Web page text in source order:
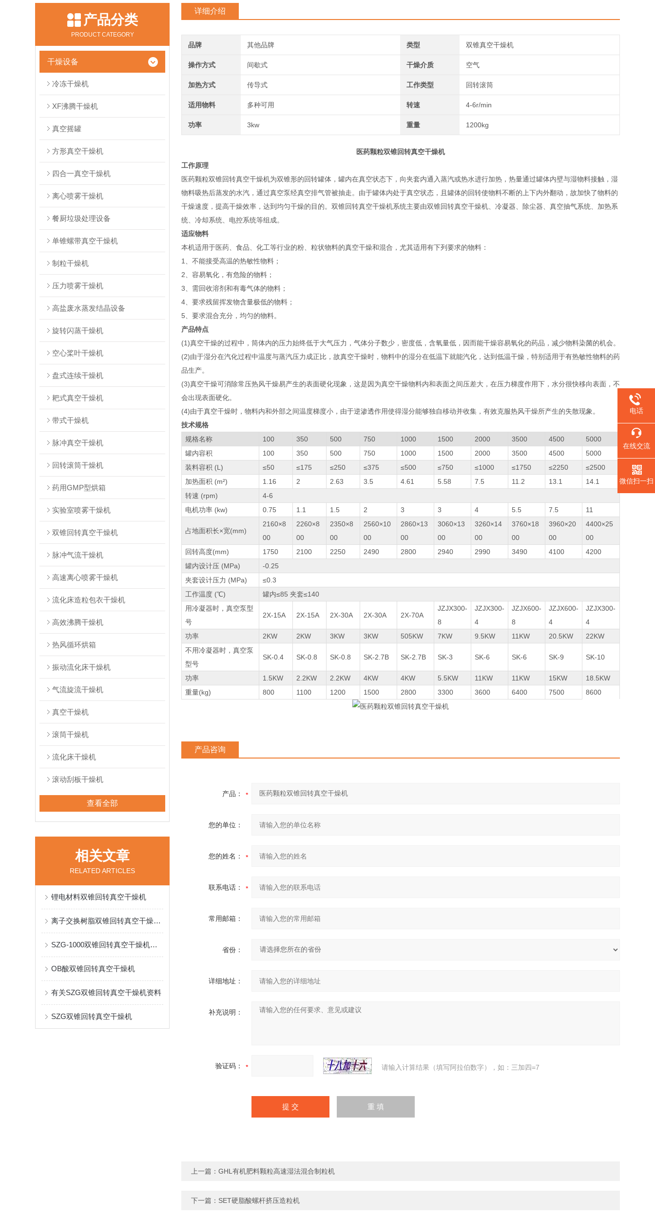
产品分类
PRODUCT CATEGORY
干燥设备
冷冻干燥机
XF沸腾干燥机
真空摇罐
方形真空干燥机
四合一真空干燥机
离心喷雾干燥机
餐厨垃圾处理设备
单锥螺带真空干燥机
制粒干燥机
压力喷雾干燥机
高盐废水蒸发结晶设备
旋转闪蒸干燥机
空心桨叶干燥机
盘式连续干燥机
耙式真空干燥机
带式干燥机
脉冲真空干燥机
回转滚筒干燥机
药用GMP型烘箱
实验室喷雾干燥机
双锥回转真空干燥机
脉冲气流干燥机
高速离心喷雾干燥机
流化床造粒包衣干燥机
高效沸腾干燥机
热风循环烘箱
振动流化床干燥机
气流旋流干燥机
真空干燥机
滚筒干燥机
流化床干燥机
滚动刮板干燥机
查看全部
相关文章
RELATED ARTICLES
锂电材料双锥回转真空干燥机
离子交换树脂双锥回转真空干燥机产品特性
SZG-1000双锥回转真空干燥机配置清单
OB酸双锥回转真空干燥机
有关SZG双锥回转真空干燥机资料
SZG双锥回转真空干燥机
详细介绍
品牌 其他品牌 类型 双锥真空干燥机
操作方式 间歇式 干燥介质 空气
加热方式 传导式 工作类型 回转滚筒
适用物料 多种可用 转速 4-6r/min
功率 3kw 重量 1200kg
医药颗粒双锥回转真空干燥机
工作原理
医药颗粒双锥回转真空干燥机为双锥形的回转罐体，罐内在真空状态下，向夹套内通入蒸汽或热水进行加热，热量通过罐体内壁与湿物料接触，湿
物料吸热后蒸发的水汽，通过真空泵经真空排气管被抽走。由于罐体内处于真空状态，且罐体的回转使物料不断的上下内外翻动，故加快了物料的
干燥速度，提高干燥效率，达到均匀干燥的目的。双锥回转真空干燥机系统主要由双锥回转真空干燥机、冷凝器、除尘器、真空抽气系统、加热系
统、冷却系统、电控系统等组成。
适应物料
本机适用于医药、食品、化工等行业的粉、粒状物料的真空干燥和混合，尤其适用有下列要求的物料：
1、不能接受高温的热敏性物料；
2、容易氧化，有危险的物料；
3、需回收溶剂和有毒气体的物料；
4、要求残留挥发物含量极低的物料；
5、要求混合充分，均匀的物料。
产品特点
(1)真空干燥的过程中，筒体内的压力始终低于大气压力，气体分子数少，密度低，含氧量低，因而能干燥容易氧化的药品，减少物料染菌的机会。
(2)由于湿分在汽化过程中温度与蒸汽压力成正比，故真空干燥时，物料中的湿分在低温下就能汽化，达到低温干燥，特别适用于有热敏性物料的药
品生产。
(3)真空干燥可消除常压热风干燥易产生的表面硬化现象，这是因为真空干燥物料内和表面之间压差大，在压力梯度作用下，水分很快移向表面，不
会出现表面硬化。
(4)由于真空干燥时，物料内和外部之间温度梯度小，由于逆渗透作用使得湿分能够独自移动并收集，有效克服热风干燥所产生的失散现象。
技术规格
规格名称
100 350 500 750 1000 1500 2000 3500 4500
5000
罐内容积
100 350 500 750 1000 1500 2000 3500 4500
5000
装料容积 (L)
≤50 ≤175 ≤250 ≤375 ≤500 ≤750 ≤1000 ≤1750 ≤2250
≤2500
加热面积 (m²)
1.16 2 2.63 3.5 4.61 5.58 7.5 11.2 13.1
14.1
转速 (rpm)
4-6
电机功率 (kw)
0.75 1.1 1.5 2 3 3 4 5.5 7.5 11
占地面积长×宽(mm)
2160×8
00
2260×8
00
2350×8
00
2560×10
00
2860×13
00
3060×13
00
3260×14
00
3760×18
00
3960×20
00
4400×25
00
回转高度(mm)
1750 2100 2250 2490 2800 2940 2990 3490 4100
4200
罐内设计压 (MPa)
-0.25
夹套设计压力 (MPa)
≤0.3
工作温度 (℃)
罐内≤85 夹套≤140
用冷凝器时，真空泵型
号
2X-15A 2X-15A 2X-30A 2X-30A 2X-70A
JZJX300-
8
JZJX300-
4
JZJX600-
8
JZJX600-
4
JZJX300-
4
功率
2KW 2KW 3KW 3KW 505KW 7KW 9.5KW 11KW 20.5KW
22KW
不用冷凝器时，真空泵
型号
SK-0.4 SK-0.8 SK-0.8 SK-2.7B SK-2.7B SK-3 SK-6 SK-6 SK-9 SK-10
功率 1.5KW 2.2KW 2.2KW 4KW 4KW 5.5KW 11KW 11KW 15KW
18.5KW
重量(kg)
800 1100 1200 1500 2800 3300 3600 6400 7500 8600
产品咨询
产品：
您的单位：
您的姓名：
联系电话：
常用邮箱：
省份：
详细地址：
补充说明：
验证码： 请输入计算结果（填写阿拉伯数字），如：三加四=7
上一篇： GHL有机肥料颗粒高速湿法混合制粒机
下一篇： SET硬脂酸螺杆挤压造粒机
电话
在线交流
微信扫一扫